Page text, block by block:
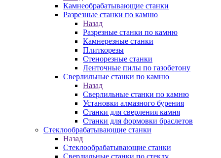
Камнеобрабатывающие станки
Разрезные станки по камню
Назад
Разрезные станки по камню
Камнерезные станки
Плиткорезы
Стенорезные станки
Ленточные пилы по газобетону
Сверлильные станки по камню
Назад
Сверлильные станки по камню
Установки алмазного бурения
Станки для сверления камня
Станки для формовки браслетов
Стеклообрабатывающие станки
Назад
Стеклообрабатывающие станки
Сверлильные станки по стеклу